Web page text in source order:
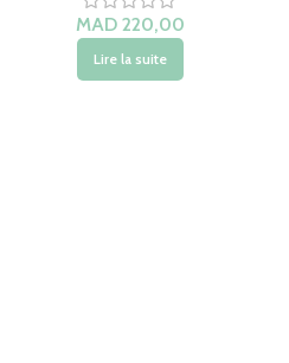
MAD
Lire la suite